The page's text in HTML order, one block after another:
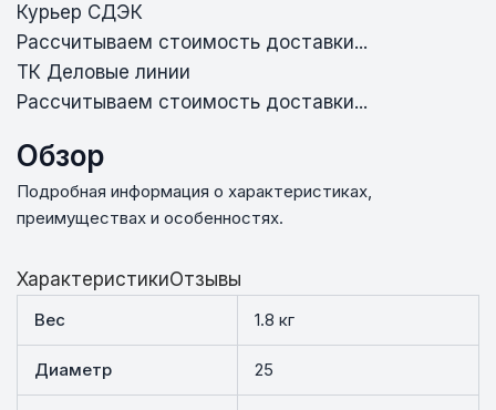
Курьер СДЭК
Рассчитываем стоимость доставки...
ТК Деловые линии
Рассчитываем стоимость доставки...
Обзор
Подробная информация о характеристиках,
преимуществах и особенностях.
ХарактеристикиОтзывы
Вес 1.8 кг
Диаметр 25